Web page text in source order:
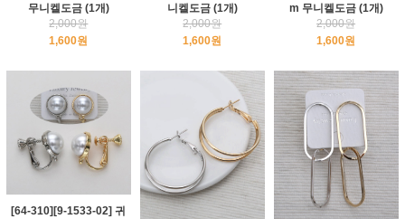
무니켈도금 (1개)
2,000원
1,600원
니켈도금 (1개)
2,000원
1,600원
m 무니켈도금 (1개)
2,000원
1,600원
[64-310][9-1533-02] 귀